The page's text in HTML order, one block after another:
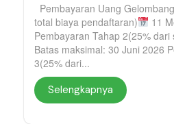
Pembayaran Uang
total biaya pendaftaran)
11
Pembayaran Tahap 2(25% dari
Batas maksimal: 30 Juni 2026
3(25% dari...
Selengkapnya